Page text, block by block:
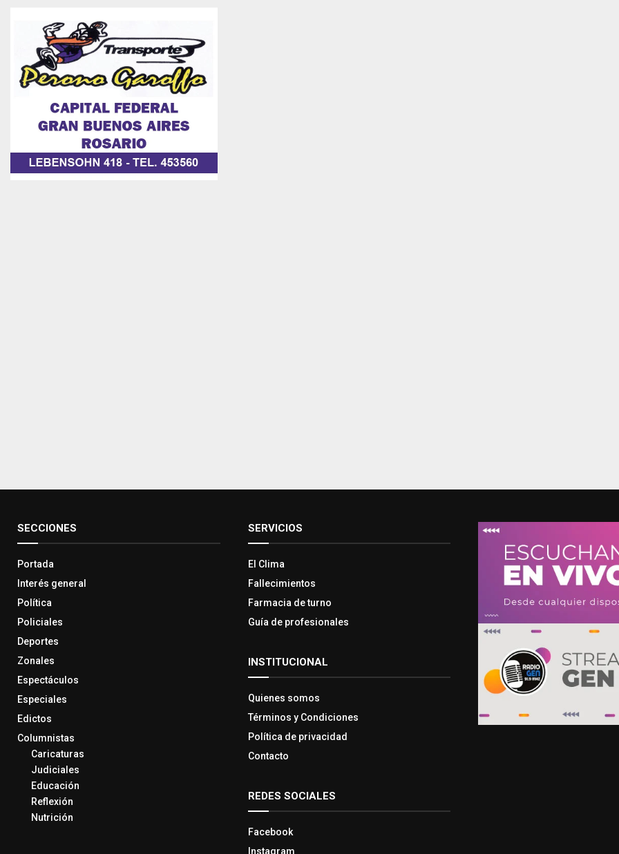
SECCIONES
Portada
Interés general
Política
Policiales
Deportes
Zonales
Espectáculos
Especiales
Edictos
Columnistas
Caricaturas
Judiciales
Educación
Reflexión
Nutrición
SERVICIOS
El Clima
Fallecimientos
Farmacia de turno
Guía de profesionales
INSTITUCIONAL
Quienes somos
Términos y Condiciones
Política de privacidad
Contacto
REDES SOCIALES
Facebook
Instagram